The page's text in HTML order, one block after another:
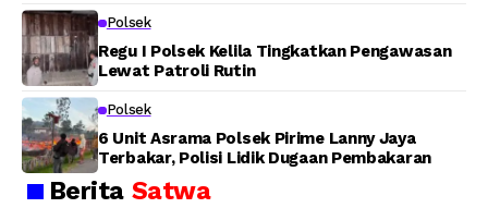
Polsek
Regu I Polsek Kelila Tingkatkan Pengawasan
Lewat Patroli Rutin
Polsek
6 Unit Asrama Polsek Pirime Lanny Jaya
Terbakar, Polisi Lidik Dugaan Pembakaran
Berita Satwa